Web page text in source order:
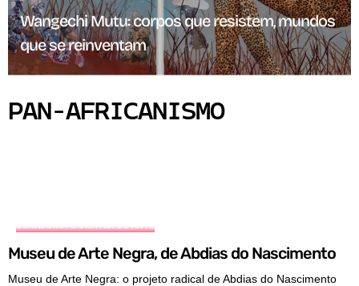
Wangechi Mutu: corpos que resistem, mundos
que se reinventam
PAN-AFRICANISMO
CURADORIA E CRÍTICA DE ARTE
Museu de Arte Negra, de Abdias do Nascimento
Museu de Arte Negra: o projeto radical de Abdias do Nascimento